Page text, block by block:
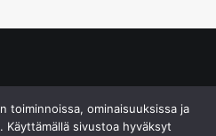
toiminnoissa, ominaisuuksissa ja
Käyttämällä sivustoa hyväksyt